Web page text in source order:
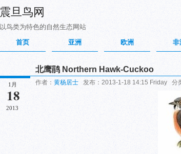
震旦鸟网
以鸟类为特色的自然生态网站
首页 亚洲 欧洲 非
1月
18
2013
北鹰鹃 Northern Hawk-Cuckoo
作者： 黄杨居士 发布：2013-1-18 14:15 Friday 分